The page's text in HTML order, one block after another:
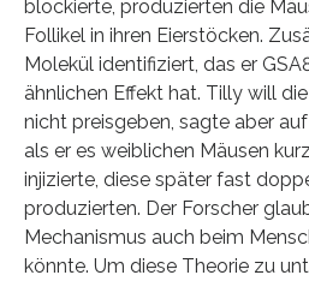
blockierte, produzierten die
Follikel in ihren Eierstöcken.
Molekül identifiziert, das er
ähnlichen Effekt hat. Tilly will
nicht preisgeben, sagte aber
als er es weiblichen Mäusen
injizierte, diese später fast
produzierten. Der Forscher
Mechanismus auch beim
könnte. Um diese Theorie zu